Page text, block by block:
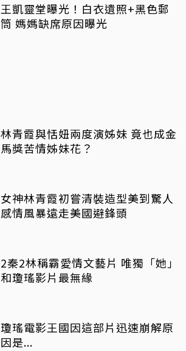
王凱靈堂曝光！白衣遺照+黑色郵
筒 媽媽缺席原因曝光
林青霞與恬妞兩度演姊妹 竟也成金
馬獎苦情姊妹花？
女神林青霞初嘗清裝造型美到驚人
感情風暴遠走美國避鋒頭
2秦2林稱霸愛情文藝片 唯獨「她」
和瓊瑤影片最無緣
瓊瑤電影王國因這部片迅速崩解原
因是...